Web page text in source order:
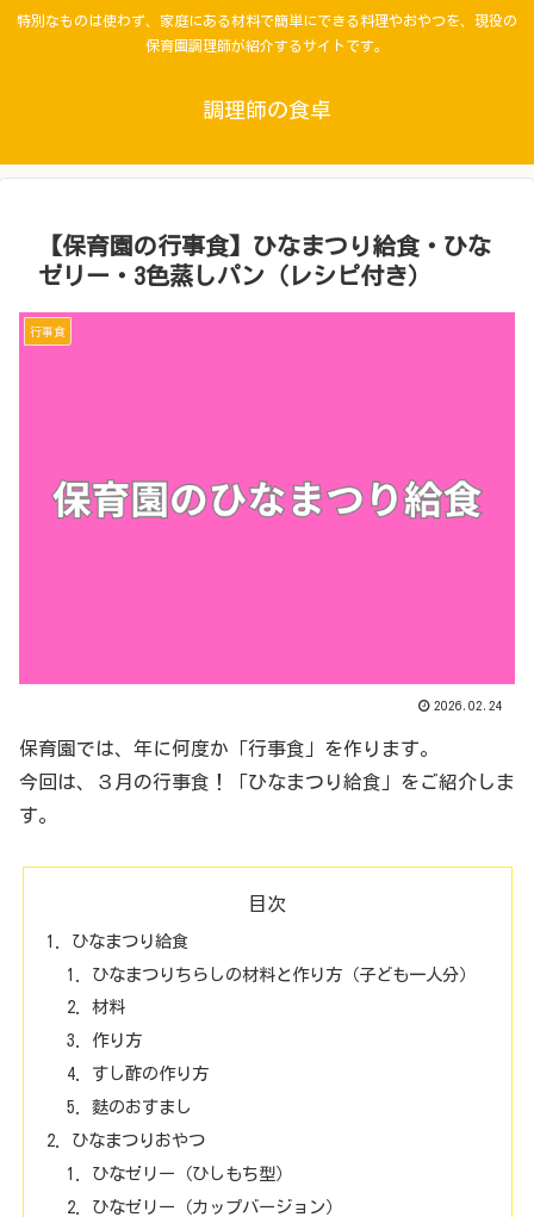
特別なものは使わず、家庭にある材料で簡単にできる料理やおやつを、現役の
保育園調理師が紹介するサイトです。
調理師の食卓
【保育園の行事食】ひなまつり給食・ひな
ゼリー・3色蒸しパン（レシピ付き）
行事食
2026.02.24
保育園では、年に何度か「行事食」を作ります。
今回は、３月の行事食！「ひなまつり給食」をご紹介しま
す。
目次
ひなまつり給食
ひなまつりちらしの材料と作り方（子ども一人分）
材料
作り方
すし酢の作り方
麩のおすまし
ひなまつりおやつ
ひなゼリー（ひしもち型）
ひなゼリー（カップバージョン）